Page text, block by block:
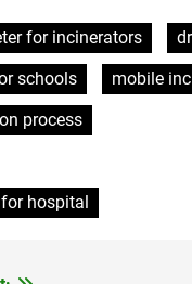
for incinerators
schools
mobile
process
hospital